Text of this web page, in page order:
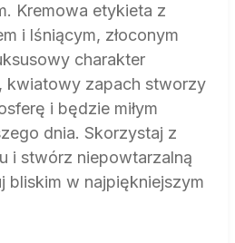
Kremowa etykieta z
i lśniącym, złoconym
charakter
kwiatowy zapach stworzy
i będzie miłym
dnia. Skorzystaj z
i stwórz niepowtarzalną
bliskim w najpiękniejszym